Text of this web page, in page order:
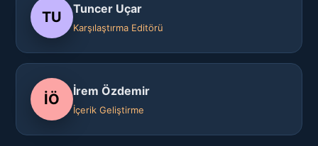
TU
Tuncer Uçar
Karşılaştırma Editörü
İÖ
İrem Özdemir
İçerik Geliştirme